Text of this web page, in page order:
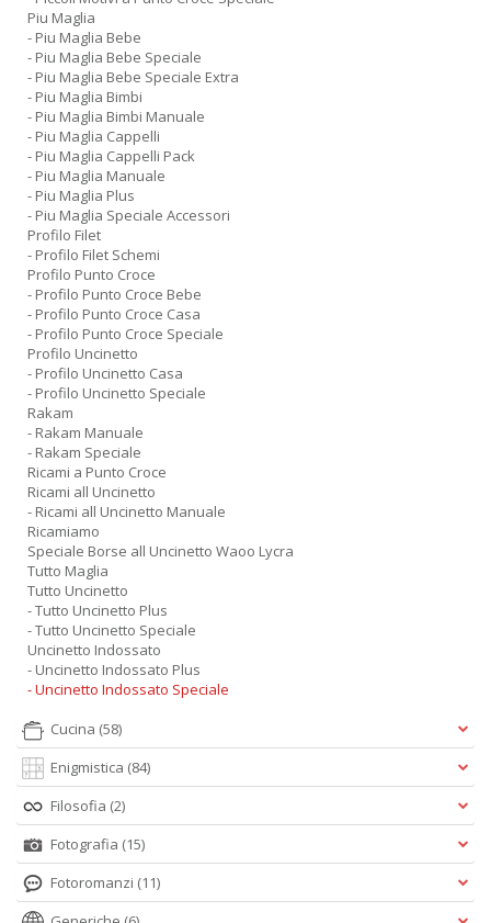
Piu Maglia
- Piu Maglia Bebe
- Piu Maglia Bebe Speciale
- Piu Maglia Bebe Speciale Extra
- Piu Maglia Bimbi
- Piu Maglia Bimbi Manuale
- Piu Maglia Cappelli
- Piu Maglia Cappelli Pack
- Piu Maglia Manuale
- Piu Maglia Plus
- Piu Maglia Speciale Accessori
Profilo Filet
- Profilo Filet Schemi
Profilo Punto Croce
- Profilo Punto Croce Bebe
- Profilo Punto Croce Casa
- Profilo Punto Croce Speciale
Profilo Uncinetto
- Profilo Uncinetto Casa
- Profilo Uncinetto Speciale
Rakam
- Rakam Manuale
- Rakam Speciale
Ricami a Punto Croce
Ricami all Uncinetto
- Ricami all Uncinetto Manuale
Ricamiamo
Speciale Borse all Uncinetto Waoo Lycra
Tutto Maglia
Tutto Uncinetto
- Tutto Uncinetto Plus
- Tutto Uncinetto Speciale
Uncinetto Indossato
- Uncinetto Indossato Plus
- Uncinetto Indossato Speciale
Cucina (58)
Enigmistica (84)
Filosofia (2)
Fotografia (15)
Fotoromanzi (11)